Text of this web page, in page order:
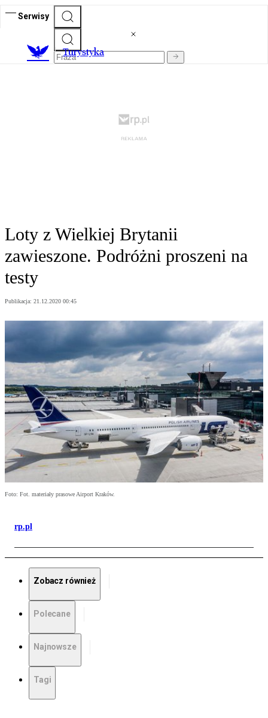
Serwisy
Turystyka
Loty z Wielkiej Brytanii
zawieszone. Podróżni proszeni na
testy
Publikacja: 21.12.2020 00:45
Foto: Fot. materiały prasowe Airport Kraków.
rp.pl
Zobacz również
Polecane
Najnowsze
Tagi